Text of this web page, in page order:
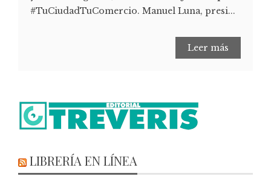
#TuCiudadTuComercio. Manuel Luna, presi...
Leer más
LIBRERÍA EN LÍNEA